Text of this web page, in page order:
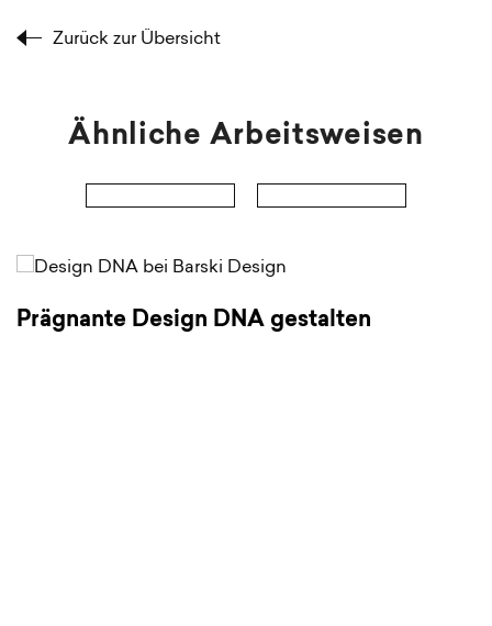
Zurück zur Übersicht
Ähnliche Arbeitsweisen
Prägnante Design DNA gestalten